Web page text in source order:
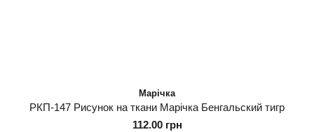
Марічка
РКП-147 Рисунок на ткани Марічка Бенгальский тигр
112.00 грн